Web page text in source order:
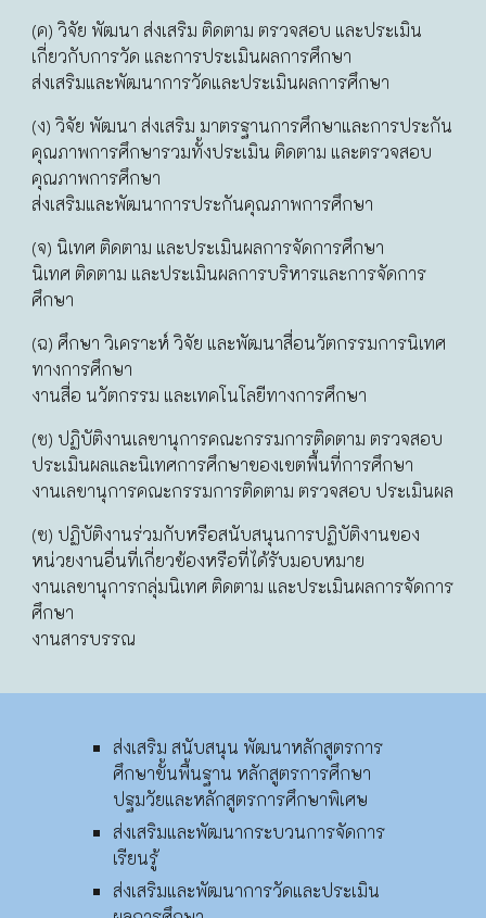
(ค) วิจัย พัฒนา ส่งเสริม ติดตาม ตรวจสอบ และประเมิน
เกี่ยวกับการวัด และการประเมินผลการศึกษา
ส่งเสริมและพัฒนาการวัดและประเมินผลการศึกษา
(ง) วิจัย พัฒนา ส่งเสริม มาตรฐานการศึกษาและการประกัน
คุณภาพการศึกษารวมทั้งประเมิน ติดตาม และตรวจสอบ
คุณภาพการศึกษา
ส่งเสริมและพัฒนาการประกันคุณภาพการศึกษา
(จ) นิเทศ ติดตาม และประเมินผลการจัดการศึกษา
นิเทศ ติดตาม และประเมินผลการบริหารและการจัดการ
ศึกษา
(ฉ) ศึกษา วิเคราะห์ วิจัย และพัฒนาสื่อนวัตกรรมการนิเทศ
ทางการศึกษา
งานสื่อ นวัตกรรม และเทคโนโลยีทางการศึกษา
(ช) ปฏิบัติงานเลขานุการคณะกรรมการติดตาม ตรวจสอบ
ประเมินผลและนิเทศการศึกษาของเขตพื้นที่การศึกษา
งานเลขานุการคณะกรรมการติดตาม ตรวจสอบ ประเมินผล
(ซ) ปฏิบัติงานร่วมกับหรือสนับสนุนการปฏิบัติงานของ
หน่วยงานอื่นที่เกี่ยวข้องหรือที่ได้รับมอบหมาย
งานเลขานุการกลุ่มนิเทศ ติดตาม และประเมินผลการจัดการ
ศึกษา
งานสารบรรณ
ส่งเสริม สนับสนุน พัฒนาหลักสูตรการ
ศึกษาขั้นพื้นฐาน หลักสูตรการศึกษา
ปฐมวัยและหลักสูตรการศึกษาพิเศษ
ส่งเสริมและพัฒนากระบวนการจัดการ
เรียนรู้
ส่งเสริมและพัฒนาการวัดและประเมิน